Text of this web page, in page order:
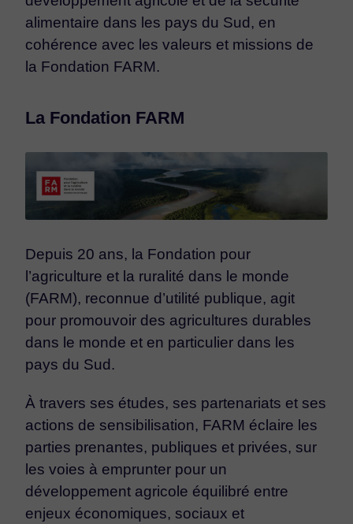
alimentaire dans les pays du Sud, en
cohérence avec les valeurs et missions de
la Fondation FARM.
La Fondation FARM
Depuis 20 ans, la Fondation pour
l’agriculture et la ruralité dans le monde
(FARM), reconnue d’utilité publique, agit
pour promouvoir des agricultures durables
dans le monde et en particulier dans les
pays du Sud.
À travers ses études, ses partenariats et ses
actions de sensibilisation, FARM éclaire les
parties prenantes, publiques et privées, sur
les voies à emprunter pour un
développement agricole équilibré entre
enjeux économiques, sociaux et